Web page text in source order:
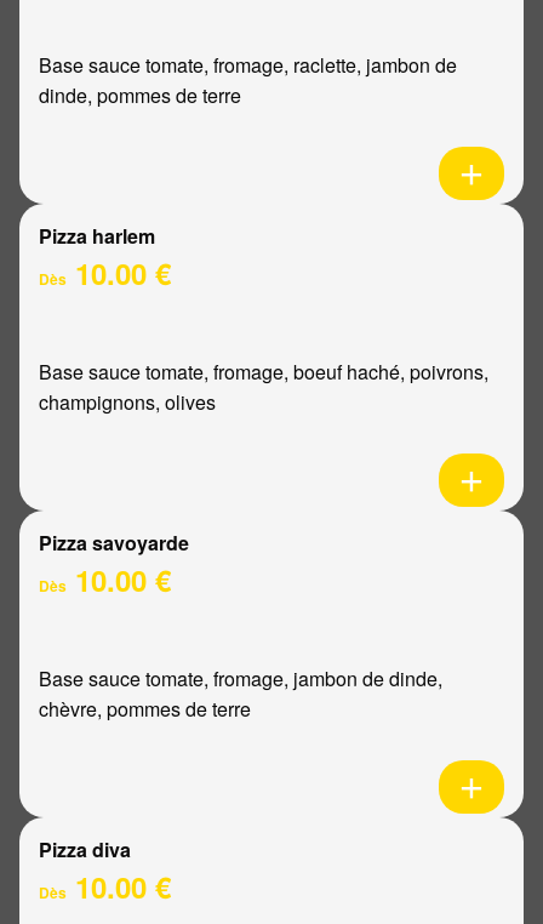
Base sauce tomate, fromage, raclette, jambon de
dinde, pommes de terre
Pizza harlem
Dès 10.00 €
Base sauce tomate, fromage, boeuf haché, poivrons,
champignons, olives
Pizza savoyarde
Dès 10.00 €
Base sauce tomate, fromage, jambon de dinde,
chèvre, pommes de terre
Pizza diva
Dès 10.00 €